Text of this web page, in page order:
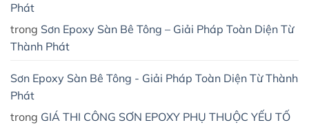
Phát
trong Sơn Epoxy Sàn Bê Tông – Giải Pháp Toàn Diện Từ
Thành Phát
Sơn Epoxy Sàn Bê Tông - Giải Pháp Toàn Diện Từ Thành
Phát
trong GIÁ THI CÔNG SƠN EPOXY PHỤ THUỘC YẾU TỐ